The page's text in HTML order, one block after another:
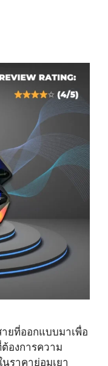
ยที่ออกแบบมาเพื่อ
องการความ
ราคาย่อมเยา